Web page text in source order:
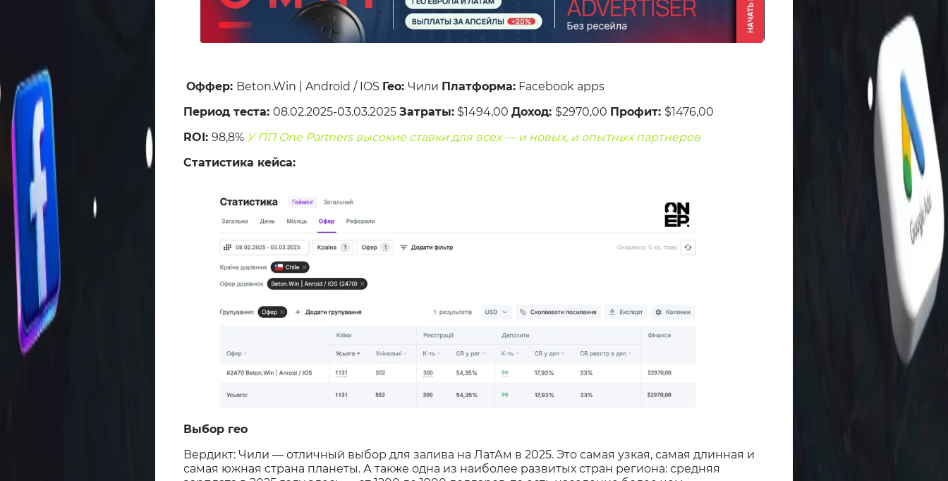
Оффер: Beton.Win | Android / IOS Гео: Чили Платформа: Facebook apps
Период теста: 08.02.2025-03.03.2025 Затраты: $1494,00 Доход: $2970,00 Профит: $1476,00
ROI: 98,8% У ПП One Partners высокие ставки для всех — и новых, и опытных партнеров
Статистика кейса:
Выбор гео
Вердикт: Чили — отличный выбор для залива на ЛатАм в 2025. Это самая узкая, самая длинная и
самая южная страна планеты. А также одна из наиболее развитых стран региона: средняя